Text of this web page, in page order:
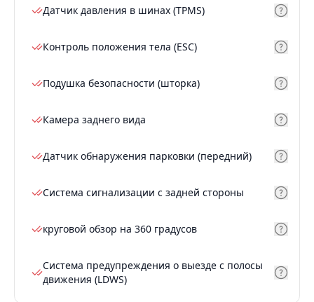
Датчик давления в шинах (TPMS)
Контроль положения тела (ESC)
Подушка безопасности (шторка)
Камера заднего вида
Датчик обнаружения парковки (передний)
Система сигнализации с задней стороны
круговой обзор на 360 градусов
Система предупреждения о выезде с полосы
движения (LDWS)